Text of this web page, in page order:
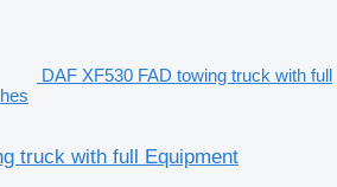
DAF XF530 FAD towing truck with full
truck with full Equipment